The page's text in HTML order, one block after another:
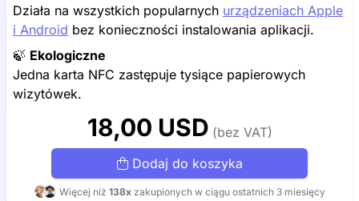
Działa na wszystkich popularnych urządzeniach Apple
i Android bez konieczności instalowania aplikacji.
🍃 Ekologiczne
Jedna karta NFC zastępuje tysiące papierowych
wizytówek.
18,00 USD (bez VAT)
Dodaj do koszyka
Więcej niż 138xzakupionych w ciągu ostatnich 3 miesięcy